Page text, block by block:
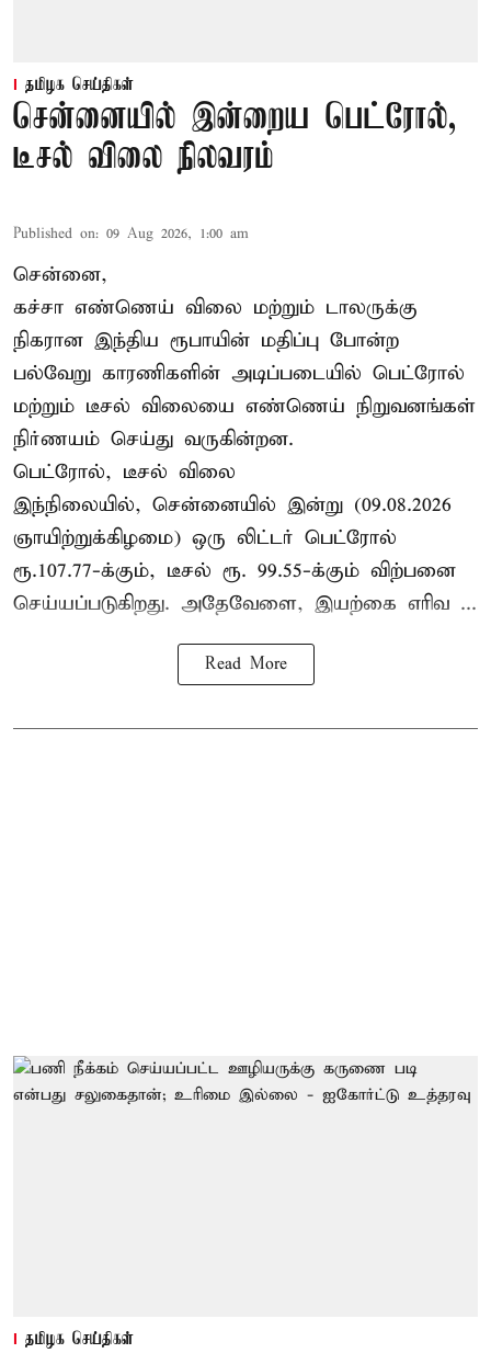
தமிழக செய்திகள்
சென்னையில் இன்றைய பெட்ரோல்,
டீசல் விலை நிலவரம்
Published on: 09 Aug 2026, 1:00 am
சென்னை,
கச்சா எண்ணெய் விலை மற்றும் டாலருக்கு
நிகரான இந்திய ரூபாயின் மதிப்பு போன்ற
பல்வேறு காரணிகளின் அடிப்படையில் பெட்ரோல்
மற்றும் டீசல் விலையை எண்ணெய் நிறுவனங்கள்
நிர்ணயம் செய்து வருகின்றன.
பெட்ரோல், டீசல் விலை
இந்நிலையில், சென்னையில் இன்று (09.08.2026
ஞாயிற்றுக்கிழமை) ஒரு லிட்டர் பெட்ரோல்
ரூ.107.77-க்கும், டீசல் ரூ. 99.55-க்கும் விற்பனை
செய்யப்படுகிறது. அதேவேளை, இயற்கை எரிவ ...
Read More
தமிழக செய்திகள்